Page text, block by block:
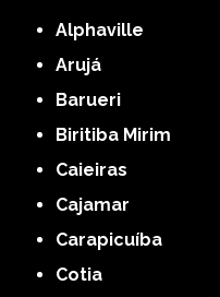
Alphaville
Arujá
Barueri
Biritiba Mirim
Caieiras
Cajamar
Carapicuíba
Cotia